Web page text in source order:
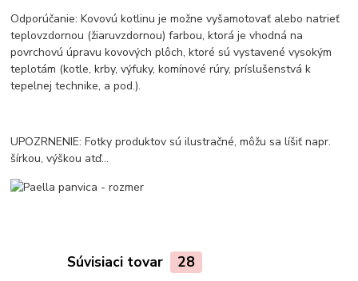
Odporúčanie: Kovovú kotlinu je možne vyšamotovať alebo natrieť
teplovzdornou (žiaruvzdornou) farbou, ktorá je vhodná na
povrchovú úpravu kovových plôch, ktoré sú vystavené vysokým
teplotám (kotle, krby, výfuky, komínové rúry, príslušenstvá k
tepelnej technike, a pod.).
UPOZRNENIE: Fotky produktov sú ilustračné, môžu sa líšiť napr.
šírkou, výškou atď...
Súvisiaci tovar 28